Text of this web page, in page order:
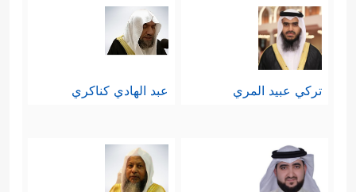
تركي عبيد المري عبد الهادي كناكري